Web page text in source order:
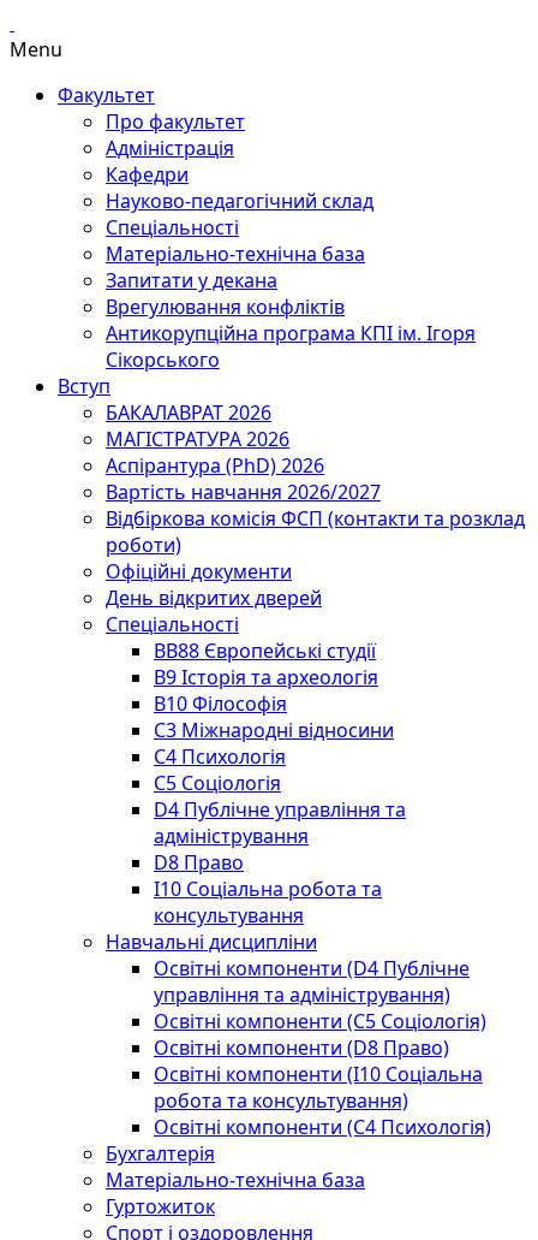
Menu
Факультет
Про факультет
Адміністрація
Кафедри
Науково-педагогічний склад
Спеціальності
Матеріально-технічна база
Запитати у декана
Врегулювання конфліктів
Антикорупційна програма КПІ ім. Ігоря
Сікорського
Вступ
БАКАЛАВРАТ 2026
МАГІСТРАТУРА 2026
Аспірантура (PhD) 2026
Вартість навчання 2026/2027
Відбіркова комісія ФСП (контакти та розклад
роботи)
Офіційні документи
День відкритих дверей
Спеціальності
BВ88 Європейські студії
B9 Історія та археологія
B10 Філософія
C3 Міжнародні відносини
C4 Психологія
С5 Соціологія
D4 Публічне управління та
адміністрування
D8 Право
I10 Соціальна робота та
консультування
Навчальні дисципліни
Освітні компоненти (D4 Публічне
управління та адміністрування)
Освітні компоненти (С5 Соціологія)
Освітні компоненти (D8 Право)
Освітні компоненти (I10 Соціальна
робота та консультування)
Освітні компоненти (С4 Психологія)
Бухгалтерія
Матеріально-технічна база
Гуртожиток
Спорт і оздоровлення